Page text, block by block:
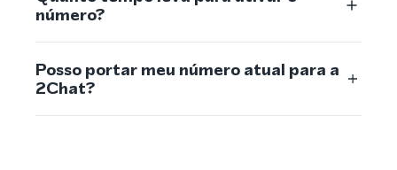
número?
Posso portar meu número atual para a
2Chat?